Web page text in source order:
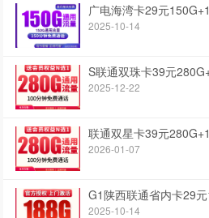
广电海湾卡29元
2025-10-14
S联通双珠卡39元
2025-12-22
联通双星卡39元
2026-01-07
G1陕西联通省内卡29
2025-10-14